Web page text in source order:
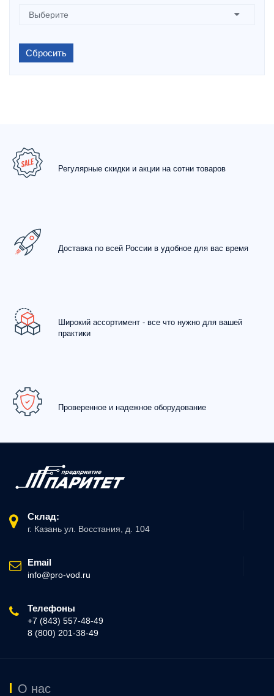
Сбросить
Регулярные скидки и акции на сотни товаров
Доставка по всей России в удобное для вас время
Широкий ассортимент - все что нужно для вашей
практики
Проверенное и надежное оборудование
Склад:
г. Казань ул. Восстания, д. 104
Email
info@pro-vod.ru
Телефоны
+7 (843) 557-48-49
8 (800) 201-38-49
О нас